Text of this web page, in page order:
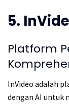
5.
Platform
InVideo adalah
dengan AI untuk